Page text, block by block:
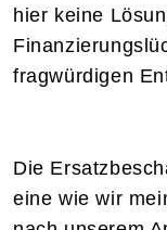
hier keine
fragwürdigen
Die
eine wie wir